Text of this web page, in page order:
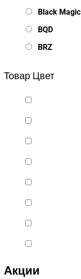
Black Magic
BQD
BRZ
BSQ
DRAGON
Товар Цвет
Акции